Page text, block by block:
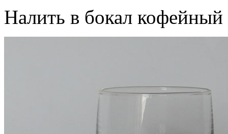
Налить в бокал кофейный